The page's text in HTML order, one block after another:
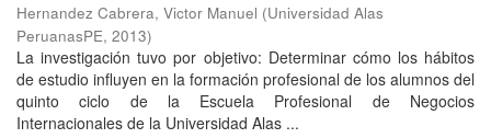
Hernandez Cabrera, Victor Manuel (Universidad Alas
PeruanasPE, 2013)
La investigación tuvo por objetivo: Determinar cómo los hábitos
de estudio influyen en la formación profesional de los alumnos del
quinto ciclo de la Escuela Profesional de Negocios
Internacionales de la Universidad Alas ...